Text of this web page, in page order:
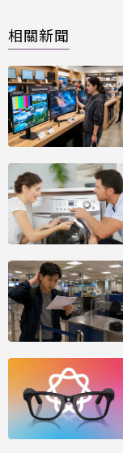
相關新聞